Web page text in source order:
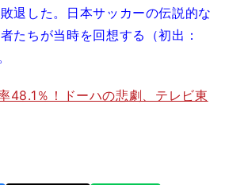
退した。日本サッカーの伝説的な
たちが当時を回想する（初出：
48.1％！ドーハの悲劇、テレビ東